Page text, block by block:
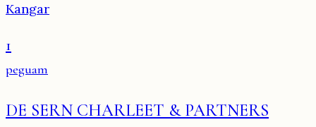
Kangar
1
peguam
DE SERN CHARLEET & PARTNERS